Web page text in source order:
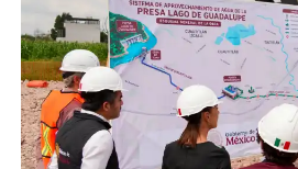
“El Chupas”, agresor del
en el Reclusorio Sur
DON'T MISS
El “barbas” siente pasos en la
venganza de AMLO